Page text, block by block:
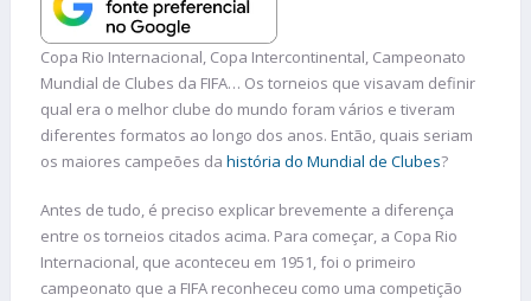
Copa Rio Internacional, Copa Intercontinental, Campeonato
Mundial de Clubes da FIFA… Os torneios que visavam definir
qual era o melhor clube do mundo foram vários e tiveram
diferentes formatos ao longo dos anos. Então, quais seriam
os maiores campeões da história do Mundial de Clubes?
Antes de tudo, é preciso explicar brevemente a diferença
entre os torneios citados acima. Para começar, a Copa Rio
Internacional, que aconteceu em 1951, foi o primeiro
campeonato que a FIFA reconheceu como uma competição